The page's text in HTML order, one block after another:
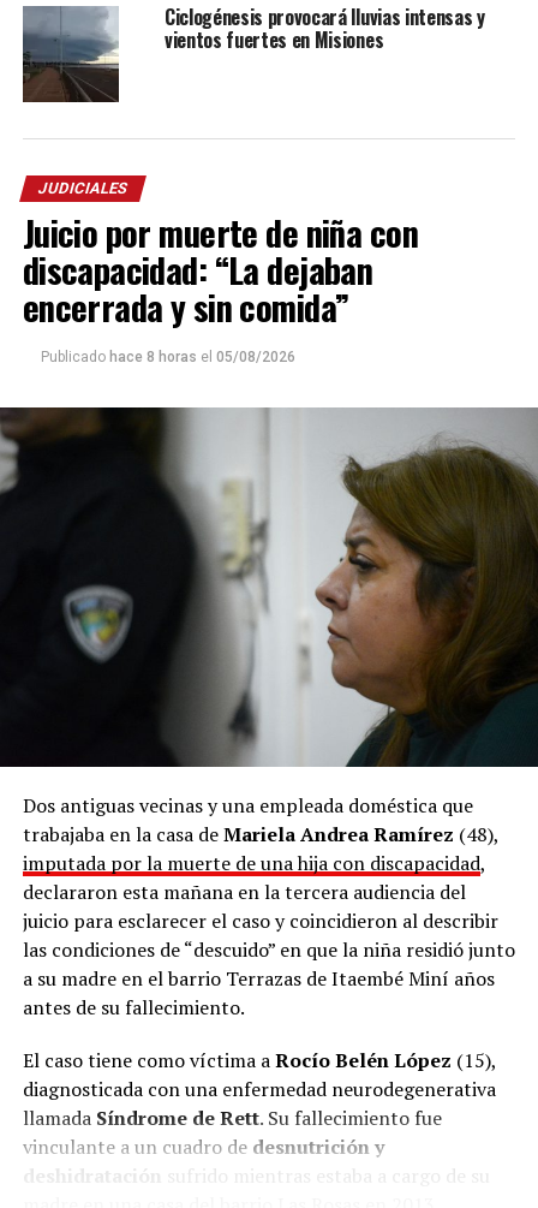
Ciclogénesis provocará lluvias intensas y
vientos fuertes en Misiones
JUDICIALES
Juicio por muerte de niña con
discapacidad: “La dejaban
encerrada y sin comida”
Publicado hace 8 horas el 05/08/2026
Dos antiguas vecinas y una empleada doméstica que
trabajaba en la casa deMariela Andrea Ramírez (48),
imputada por la muerte de una hija con discapacidad,
declararon esta mañana en la tercera audiencia del
juicio para esclarecer el caso y coincidieron al describir
las condiciones de “descuido” en que la niña residió junto
a su madre en el barrio Terrazas de Itaembé Miní años
antes de su fallecimiento.
El caso tiene como víctima aRocío Belén López (15),
diagnosticada con una enfermedad neurodegenerativa
llamada Síndrome de Rett. Su fallecimiento fue
vinculante a un cuadro de desnutrición y
deshidratación
sufrido mientras estaba a cargo de su